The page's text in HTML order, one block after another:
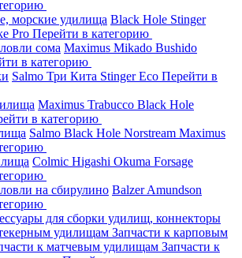
морские удилища Black Hole Stinger
Pro Перейти в категорию
сома Maximus Mikado Bushido
в категорию
Salmo Три Кита StingerEco Перейти в
Maximus Trabucco Black Hole
в категорию
Salmo Black Hole Norstream Maximus
Colmic Higashi Okuma Forsage
на сбирулино BalzerAmundson
для сборки удилищ, коннекторы
удилищам Запчасти к карповым
к матчевым удилищам Запчасти к